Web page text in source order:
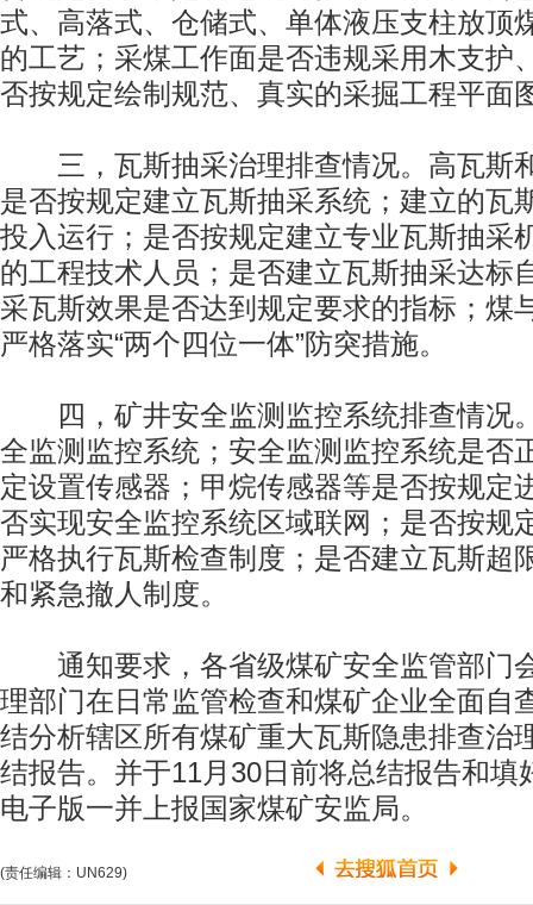
式、高落式、仓储式、单体液压支柱放顶
的工艺；采煤工作面是否违规采用木支护
否按规定绘制规范、真实的采掘工程平面
三，瓦斯抽采治理排查情况。高瓦斯
是否按规定建立瓦斯抽采系统；建立的瓦
投入运行；是否按规定建立专业瓦斯抽采
的工程技术人员；是否建立瓦斯抽采达标
采瓦斯效果是否达到规定要求的指标；煤
严格落实“两个四位一体”防突措施。
四，矿井安全监测监控系统排查情况
全监测监控系统；安全监测监控系统是否
定设置传感器；甲烷传感器等是否按规定
否实现安全监控系统区域联网；是否按规
严格执行瓦斯检查制度；是否建立瓦斯超
和紧急撤人制度。
通知要求，各省级煤矿安全监管部门
理部门在日常监管检查和煤矿企业全面自
结分析辖区所有煤矿重大瓦斯隐患排查治
结报告。并于11月30日前将总结报告和填
电子版一并上报国家煤矿安监局。
(责任编辑：UN629)